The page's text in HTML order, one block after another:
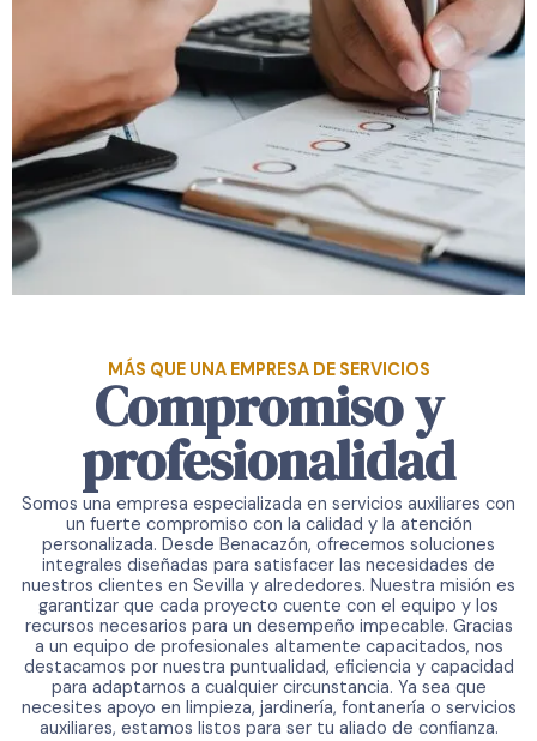
MÁS QUE UNA EMPRESA DE SERVICIOS
Compromiso y
profesionalidad
Somos una empresa especializada en servicios auxiliares con
un fuerte compromiso con la calidad y la atención
personalizada. Desde Benacazón, ofrecemos soluciones
integrales diseñadas para satisfacer las necesidades de
nuestros clientes en Sevilla y alrededores. Nuestra misión es
garantizar que cada proyecto cuente con el equipo y los
recursos necesarios para un desempeño impecable. Gracias
a un equipo de profesionales altamente capacitados, nos
destacamos por nuestra puntualidad, eficiencia y capacidad
para adaptarnos a cualquier circunstancia. Ya sea que
necesites apoyo en limpieza, jardinería, fontanería o servicios
auxiliares, estamos listos para ser tu aliado de confianza.